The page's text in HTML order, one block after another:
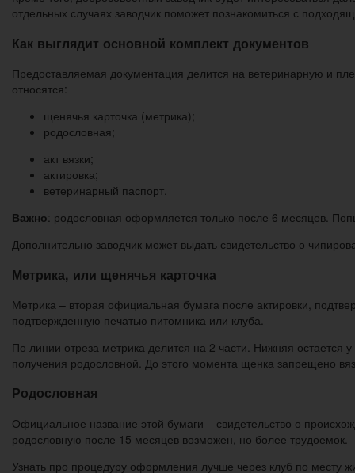
отдельных случаях заводчик поможет познакомиться с
Как выглядит основной комплект документов
Предоставляемая документация делится на ветеринарную и
относятся:
щенячья карточка (метрика);
родословная;
акт вязки;
актировка;
ветеринарный паспорт.
Важно: родословная оформляется только после 6 месяцев.
Дополнительно заводчик может выдать свидетельство о
Метрика, или щенячья карточка
Метрика – вторая официальная бумага после актировки,
подтвержденную печатью питомника или клуба.
По линии отреза метрика делится на 2 части. Нижняя
получения родословной. До этого момента щенка запрещено
Родословная
Официальное название этой бумаги – свидетельство о
родословную после 15 месяцев возможен, но более трудоемок.
Узнать про процедуру оформления лучше через клуб по